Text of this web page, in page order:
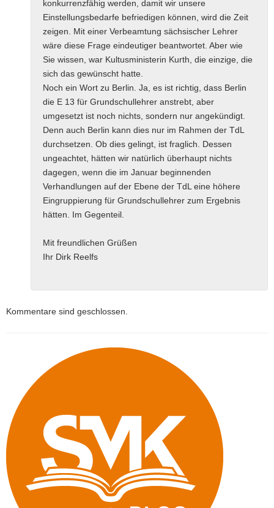
konkurrenzfähig werden, damit wir unsere
Einstellungsbedarfe befriedigen können, wird die Zeit
zeigen. Mit einer Verbeamtung sächsischer Lehrer
wäre diese Frage eindeutiger beantwortet. Aber wie
Sie wissen, war Kultusministerin Kurth, die einzige, die
sich das gewünscht hatte.
Noch ein Wort zu Berlin. Ja, es ist richtig, dass Berlin
die E 13 für Grundschullehrer anstrebt, aber
umgesetzt ist noch nichts, sondern nur angekündigt.
Denn auch Berlin kann dies nur im Rahmen der TdL
durchsetzen. Ob dies gelingt, ist fraglich. Dessen
ungeachtet, hätten wir natürlich überhaupt nichts
dagegen, wenn die im Januar beginnenden
Verhandlungen auf der Ebene der TdL eine höhere
Eingruppierung für Grundschullehrer zum Ergebnis
hätten. Im Gegenteil.
Mit freundlichen Grüßen
Ihr Dirk Reelfs
Kommentare sind geschlossen.